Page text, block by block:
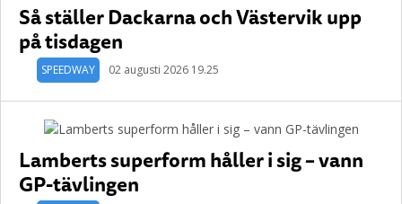
Så ställer Dackarna och Västervik upp
på tisdagen
SPEEDWAY 02 augusti 2026 19.25
Lamberts superform håller i sig – vann
GP-tävlingen